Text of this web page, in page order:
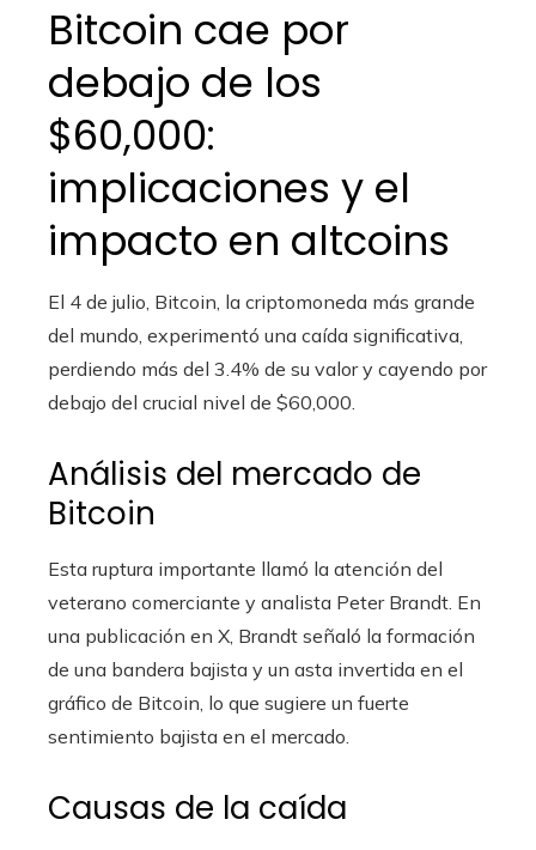
Bitcoin cae por
debajo de los
$60,000:
implicaciones y el
impacto en altcoins
El 4 de julio, Bitcoin, la criptomoneda más grande
del mundo, experimentó una caída significativa,
perdiendo más del 3.4% de su valor y cayendo por
debajo del crucial nivel de $60,000.
Análisis del mercado de
Bitcoin
Esta ruptura importante llamó la atención del
veterano comerciante y analista Peter Brandt. En
una publicación en X, Brandt señaló la formación
de una bandera bajista y un asta invertida en el
gráfico de Bitcoin, lo que sugiere un fuerte
sentimiento bajista en el mercado.
Causas de la caída